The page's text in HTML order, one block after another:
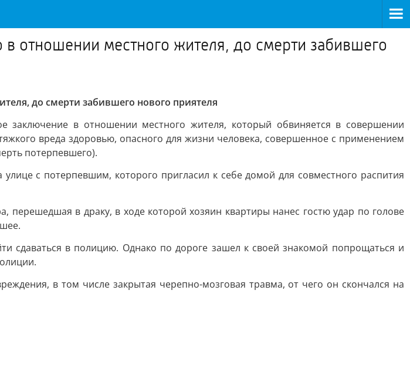
отношении местного жителя, до смерти забившего
до смерти забившего нового приятеля
заключение в отношении местного жителя, который обвиняется в совершении
вреда здоровью, опасного для жизни человека, совершенное с применением
потерпевшего).
с потерпевшим, которого пригласил к себе домой для совместного распития
в драку, в ходе которой хозяин квартиры нанес гостю удар по голове
сдаваться в полицию. Однако по дороге зашел к своей знакомой попрощаться и
в том числе закрытая черепно-мозговая травма, от чего он скончался на